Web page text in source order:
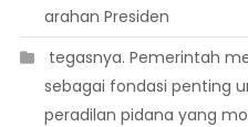
arahan Presiden
 tegasnya. Pemerintah
sebagai fondasi penting
peradilan pidana yang